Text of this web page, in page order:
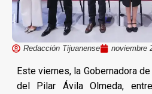
Redacción Tijuanense noviembre
Este viernes, la Gobernadora
del Pilar Ávila Olmeda,